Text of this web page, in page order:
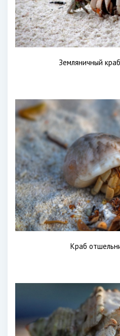
Земляничный
Краб